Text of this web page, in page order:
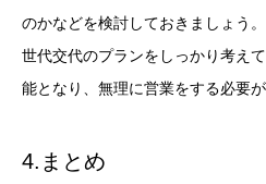
のかなどを検討しておきましょう。
世代交代のプランをしっかり考え
能となり、無理に営業をする必要が
4.まとめ